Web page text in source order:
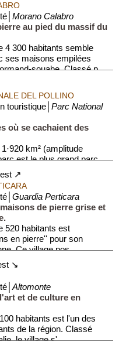
Morano Calabro
au pied du massif du
4 300 habitants semble
ses maisons empilées
souabe. Classé p...
DEL POLLINO
touristique│Parc National
où se cachaient des
km² (amplitude
est le plus grand parc
...↗
Guardia Perticara
de pierre grise et
520 habitants est
en pierre'' pour son
Ce village pos...
↘
Altomonte
et de culture en
habitants est l'un des
de la région. Classé
le village s'...